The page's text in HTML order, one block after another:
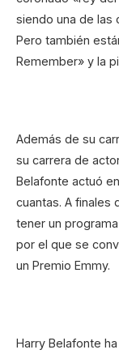
siendo una de las
Pero también
Remember» y la
Además de su
su carrera de
Belafonte actuó
cuantas. A finales
tener un
por el que se
un Premio Emmy.
Harry Belafonte